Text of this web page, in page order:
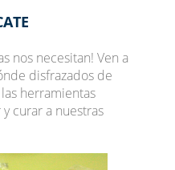
nos necesitan! Ven a
disfrazados de
herramientas
curar a nuestras